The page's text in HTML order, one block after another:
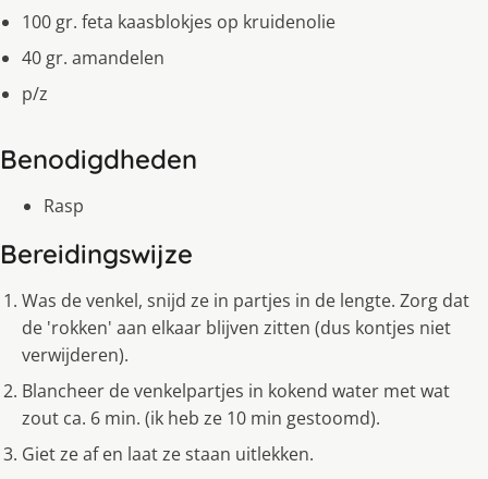
100 gr. feta kaasblokjes op kruidenolie
40 gr. amandelen
p/z
Benodigdheden
Rasp
Bereidingswijze
Was de venkel, snijd ze in partjes in de lengte. Zorg dat
de 'rokken' aan elkaar blijven zitten (dus kontjes niet
verwijderen).
Blancheer de venkelpartjes in kokend water met wat
zout ca. 6 min. (ik heb ze 10 min gestoomd).
Giet ze af en laat ze staan uitlekken.